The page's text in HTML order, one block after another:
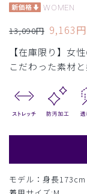
WOMEN
13,090円 9,163円
【在庫限り】女
こだわった素材
モデル：身長